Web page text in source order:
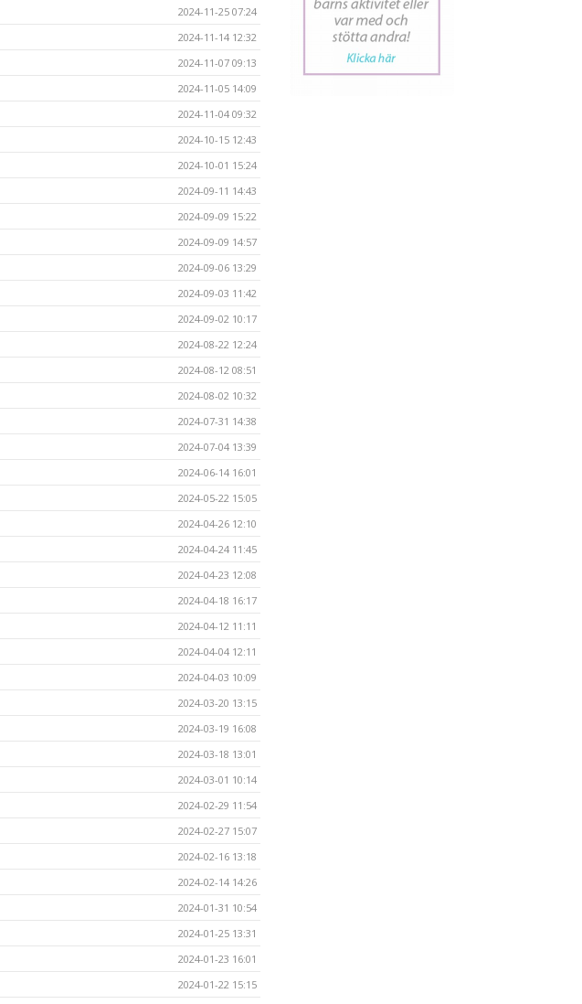
2024-11-25 07:24
2024-11-14 12:32
2024-11-07 09:13
2024-11-05 14:09
2024-11-04 09:32
2024-10-15 12:43
2024-10-01 15:24
2024-09-11 14:43
2024-09-09 15:22
2024-09-09 14:57
2024-09-06 13:29
2024-09-03 11:42
2024-09-02 10:17
2024-08-22 12:24
2024-08-12 08:51
2024-08-02 10:32
2024-07-31 14:38
2024-07-04 13:39
2024-06-14 16:01
2024-05-22 15:05
2024-04-26 12:10
2024-04-24 11:45
2024-04-23 12:08
2024-04-18 16:17
2024-04-12 11:11
2024-04-04 12:11
2024-04-03 10:09
2024-03-20 13:15
2024-03-19 16:08
2024-03-18 13:01
2024-03-01 10:14
2024-02-29 11:54
2024-02-27 15:07
2024-02-16 13:18
2024-02-14 14:26
2024-01-31 10:54
2024-01-25 13:31
2024-01-23 16:01
2024-01-22 15:15